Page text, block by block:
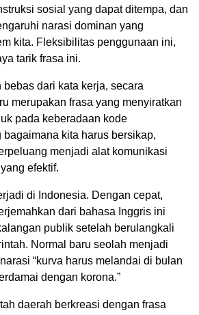
sosial yang dapat ditempa, dan
narasi dominan yang
kita. Fleksibilitas penggunaan ini,
tarik frasa ini.
dari kata kerja, secara
merupakan frasa yang menyiratkan
pada keberadaan kode
bagaimana kita harus bersikap,
menjadi alat komunikasi
efektif.
di Indonesia. Dengan cepat,
dari bahasa Inggris ini
publik setelah berulangkali
Normal baru seolah menjadi
“kurva harus melandai di bulan
dengan korona.”
daerah berkreasi dengan frasa